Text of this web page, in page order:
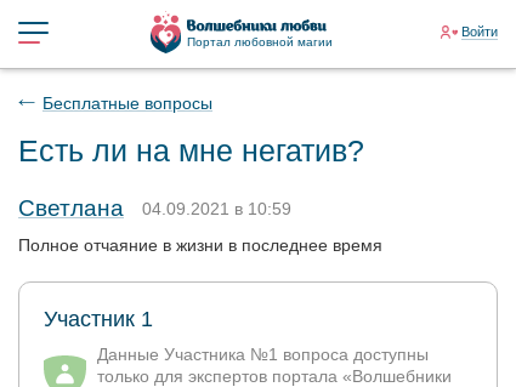
Портал любовной магии
Войти
Бесплатные вопросы
Есть ли на мне негатив?
Светлана
04.09.2021 в 10:59
Полное отчаяние в жизни в последнее время
Участник 1
Данные Участника №1 вопроса доступны
только для экспертов портала «Волшебники